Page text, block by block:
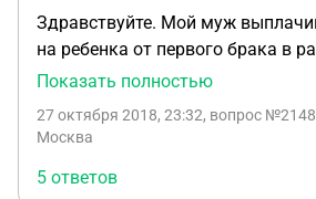
Здравствуйте. Мой муж
на ребенка от первого брака в размере 25% от
всех видов дохода. У нас в браке
состоянию здоровья не могу
уходу за ребенком, до
Показать полностью
27 октября 2018, 23:32, вопрос
Москва
5 ответов